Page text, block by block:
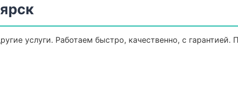
услуги. Работаем быстро, качественно, с